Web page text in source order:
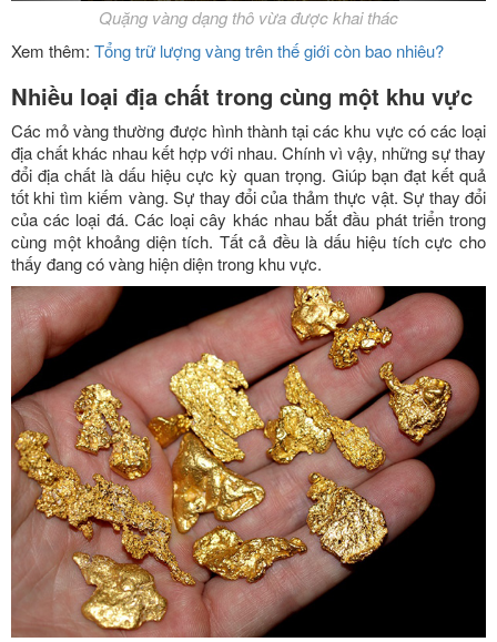
Quặng vàng dạng thô vừa được khai thác
Xem thêm: Tổng trữ lượng vàng trên thế giới còn bao nhiêu?
Nhiều loại địa chất trong cùng một khu vực
Các mỏ vàng thường được hình thành tại các khu vực có các loại
địa chất khác nhau kết hợp với nhau. Chính vì vậy, những sự thay
đổi địa chất là dấu hiệu cực kỳ quan trọng. Giúp bạn đạt kết quả
tốt khi tìm kiếm vàng. Sự thay đổi của thảm thực vật. Sự thay đổi
của các loại đá. Các loại cây khác nhau bắt đầu phát triển trong
cùng một khoảng diện tích. Tất cả đều là dấu hiệu tích cực cho
thấy đang có vàng hiện diện trong khu vực.